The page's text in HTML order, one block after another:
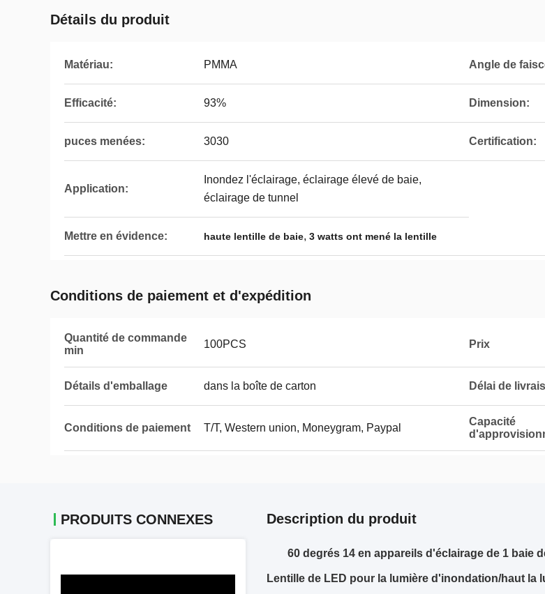
Détails du produit
Matériau: PMMA Angle de
Efficacité: 93% Dimension:
puces menées: 3030 Certification:
Application:
Inondez l'éclairage, éclairage élevé de baie,
éclairage de tunnel
Mettre en évidence: haute lentille de baie, 3 watts ont mené la lentille
Conditions de paiement et d'expédition
Quantité de commande
min
100PCS Prix
Détails d'emballage dans la boîte de carton Délai de
Conditions de paiement T/T, Western union, Moneygram, Paypal
Capacité
PRODUITS CONNEXES Description du produit
60 degrés 14 en appareils d'éclairage de 1 baie
Lentille de LED pour la lumière d'inondation/haut la